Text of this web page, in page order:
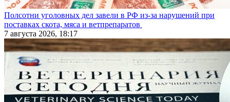
Полсотни уголовных дел завели в РФ из-за нарушений при
поставках скота, мяса и ветпрепаратов
7 августа 2026, 18:17